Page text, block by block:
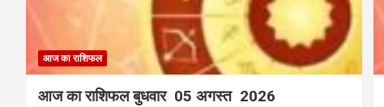
आज का राशिफल
आज का राशिफल बुधवार 05 अगस्त 2026